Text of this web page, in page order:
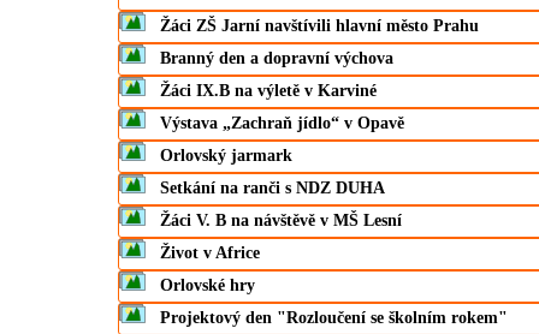
Žáci ZŠ Jarní navštívili hlavní město Prahu
Branný den a dopravní výchova
Žáci IX.B na výletě v Karviné
Výstava „Zachraň jídlo“ v Opavě
Orlovský jarmark
Setkání na ranči s NDZ DUHA
Žáci V. B na návštěvě v MŠ Lesní
Život v Africe
Orlovské hry
Projektový den "Rozloučení se školním rokem"